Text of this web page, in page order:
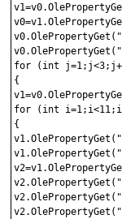
for (int
{
for (int
{